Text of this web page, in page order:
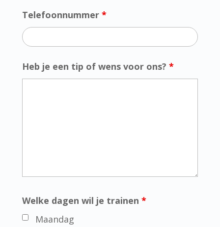
Telefoonnummer *
Heb je een tip of wens voor ons? *
Welke dagen wil je trainen *
Maandag